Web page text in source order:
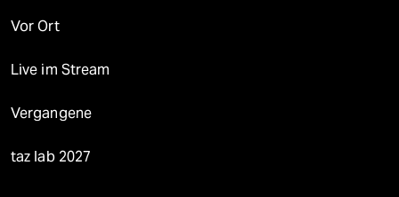
Vor Ort
Live im Stream
Vergangene
taz lab 2027